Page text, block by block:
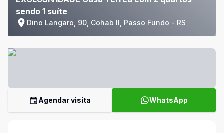
sendo 1 suíte
Dino Langaro, 90, Cohab II, Passo Fundo - RS
Agendar visita WhatsApp